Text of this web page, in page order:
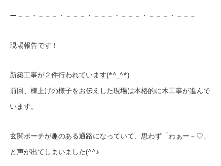
ー－－・－－－・－－－・－－－・－－－・－－－・－－－
現場報告です！
新築工事が２件行われています(*^_^*)
前回、棟上げの様子をお伝えした現場は本格的に木工事が進んで
います。
玄関ポーチが趣のある通路になっていて、思わず「わぁー－♡」
と声が出てしまいました(^^♪